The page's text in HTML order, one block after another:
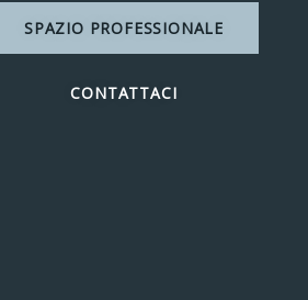
SPAZIO PROFESSIONALE
CONTATTACI